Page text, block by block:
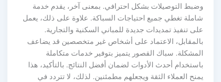
وضبط التوصيلات بشكل احترافي. بمعنى آخر، يقدم خدمة
شاملة تغطي جميع احتياجات السباكة. علاوة على ذلك، يعمل
على تنفيذ تمديدات جديدة للمباني السكنية والتجارية.
بالمقابل، الاعتماد على أشخاص غير متخصصين قد يضاعف
المشكلة. سباك القصور يتميز بتوفير خدمات متكاملة
باستخدام أحدث الأدوات لضمان أفضل النتائج. بالتأكيد، هذا
يمنح العملاء الثقة ويجعلهم مطمئنين. لذلك، لا تتردد في